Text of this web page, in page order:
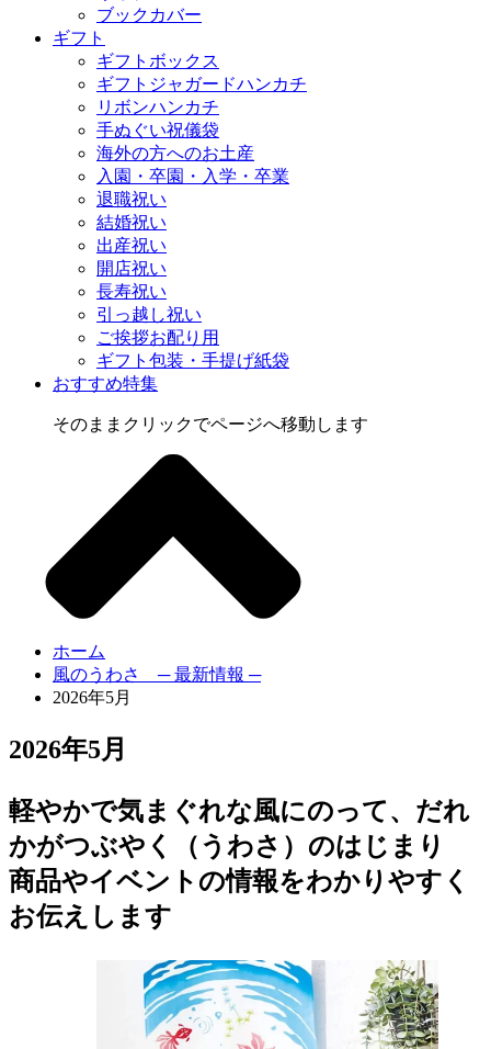
ブックカバー
ギフト
ギフトボックス
ギフトジャガードハンカチ
リボンハンカチ
手ぬぐい祝儀袋
海外の方へのお土産
入園・卒園・入学・卒業
退職祝い
結婚祝い
出産祝い
開店祝い
長寿祝い
引っ越し祝い
ご挨拶お配り用
ギフト包装・手提げ紙袋
おすすめ特集
そのままクリックでページへ移動します
ホーム
風のうわさ ─ 最新情報 ─
2026年5月
2026年5月
軽やかで気まぐれな風にのって、だれ
かがつぶやく（うわさ）のはじまり
商品やイベントの情報をわかりやすく
お伝えします